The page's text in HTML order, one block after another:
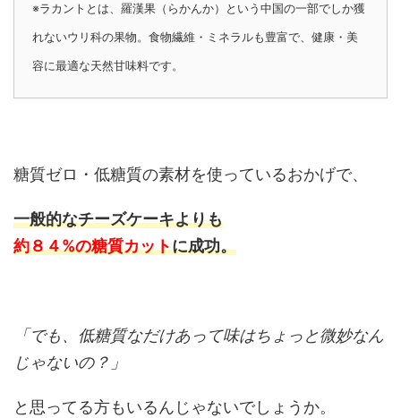
※ラカントとは、羅漢果（らかんか）という中国の一部でしか獲
れないウリ科の果物。食物繊維・ミネラルも豊富で、健康・美
容に最適な天然甘味料です。
糖質ゼロ・低糖質の素材を使っているおかげで、
一般的なチーズケーキよりも
約８４%の糖質カットに成功。
「でも、低糖質なだけあって味はちょっと微妙なん
じゃないの？」
と思ってる方もいるんじゃないでしょうか。